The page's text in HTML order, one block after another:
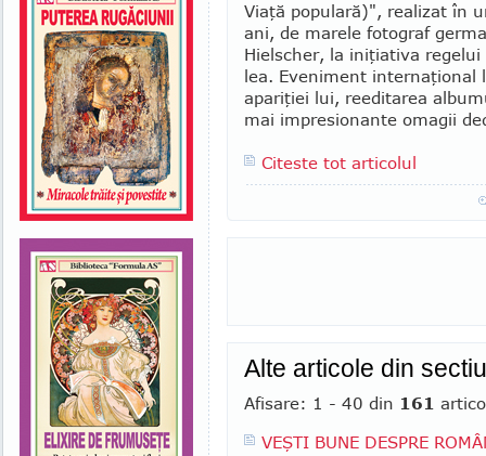
Viaţă populară)", realizat în
ani, de marele foto­graf
Hielscher, la iniţiativa
lea. Eveni­ment internaţional
apariţiei lui, reeditarea
mai impresionante omagii
Citeste tot articolul
Alte articole din
Afisare: 1 - 40 din 161
VEŞTI BUNE DESPRE